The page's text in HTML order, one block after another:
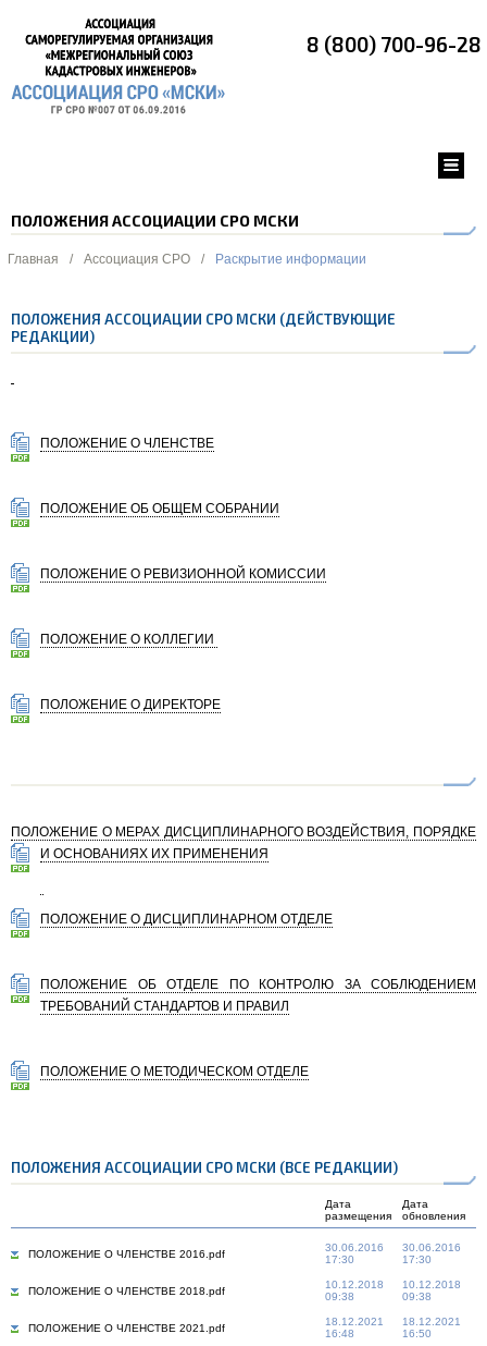
8 (800) 700-96-28
ПОЛОЖЕНИЯ АССОЦИАЦИИ СРО МСКИ
Главная / Ассоциация СРО / Раскрытие информации
ПОЛОЖЕНИЯ АССОЦИАЦИИ СРО МСКИ (ДЕЙСТВУЮЩИЕ
РЕДАКЦИИ)
ПОЛОЖЕНИЕ О ЧЛЕНСТВЕ
ПОЛОЖЕНИЕ ОБ ОБЩЕМ СОБРАНИИ
ПОЛОЖЕНИЕ О РЕВИЗИОННОЙ КОМИССИИ
ПОЛОЖЕНИЕ О КОЛЛЕГИИ
ПОЛОЖЕНИЕ О ДИРЕКТОРЕ
ПОЛОЖЕНИЕ О МЕРАХ ДИСЦИПЛИНАРНОГО ВОЗДЕЙСТВИЯ, ПОРЯДКЕ
И ОСНОВАНИЯХ ИХ ПРИМЕНЕНИЯ
ПОЛОЖЕНИЕ О ДИСЦИПЛИНАРНОМ ОТДЕЛЕ
ПОЛОЖЕНИЕ ОБ ОТДЕЛЕ ПО КОНТРОЛЮ ЗА СОБЛЮДЕНИЕМ
ТРЕБОВАНИЙ СТАНДАРТОВ И ПРАВИЛ
ПОЛОЖЕНИЕ О МЕТОДИЧЕСКОМ ОТДЕЛЕ
ПОЛОЖЕНИЯ АССОЦИАЦИИ СРО МСКИ (ВСЕ РЕДАКЦИИ)
Дата
размещения
Дата
обновления
ПОЛОЖЕНИЕ О ЧЛЕНСТВЕ 2016.pdf
30.06.2016
17:30
30.06.2016
17:30
ПОЛОЖЕНИЕ О ЧЛЕНСТВЕ 2018.pdf
10.12.2018
09:38
10.12.2018
09:38
ПОЛОЖЕНИЕ О ЧЛЕНСТВЕ 2021.pdf
18.12.2021
16:48
18.12.2021
16:50